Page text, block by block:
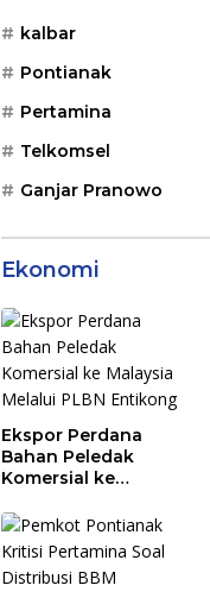
kalbar
Pontianak
Pertamina
Telkomsel
Ganjar Pranowo
Ekonomi
Ekspor Perdana
Bahan Peledak
Komersial ke
PLBN Entikong